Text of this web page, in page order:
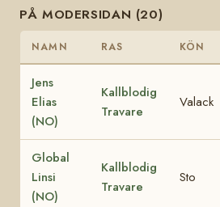
PÅ MODERSIDAN (20)
NAMN RAS KÖN
Jens
Elias
(NO)
Kallblodig
Travare
Valack
Global
Linsi
(NO)
Kallblodig
Travare
Sto